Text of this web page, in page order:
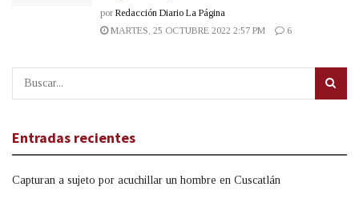
por Redacción Diario La Página
MARTES, 25 OCTUBRE 2022 2:57 PM
6
Entradas recientes
Capturan a sujeto por acuchillar un hombre en Cuscatlán